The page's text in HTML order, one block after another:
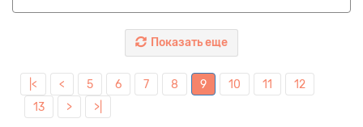
Показать еще
|< < 5 6 7 8 9 10 11
12
13
> >|